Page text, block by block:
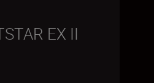
EX II